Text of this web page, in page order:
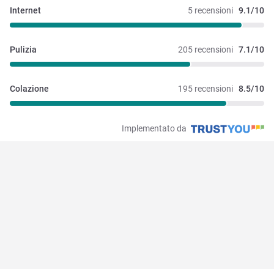
5 recensioni 9.1/10
Internet
205 recensioni 7.1/10
Pulizia
195 recensioni 8.5/10
Colazione
Implementato da